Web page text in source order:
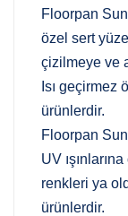
Floorpan
özel sert
çizilmeye ve
Isı geçirmez
ürünlerdir.
Floorpan
UV
renkleri ya
ürünlerdir.